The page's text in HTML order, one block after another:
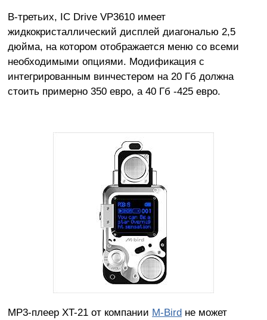
В-третьих, IC Drive VP3610 имеет
жидкокристаллический дисплей диагональю 2,5
дюйма, на котором отображается меню со всеми
необходимыми опциями. Модификация с
интегрированным винчестером на 20 Гб должна
стоить примерно 350 евро, а 40 Гб -425 евро.
МР3-плеер XT-21 от компании M-Birdне может